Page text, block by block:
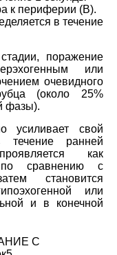
к периферии (B).
в течение
поражение
или
очевидного
(около 25%
фазы).
усиливает свой
течение ранней
как
по сравнению с
становится
или
и в конечной